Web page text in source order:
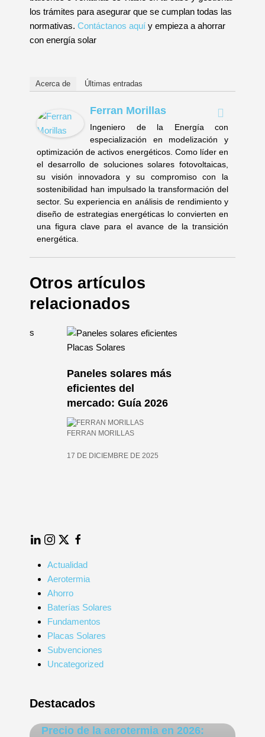
los trámites para asegurar que se cumplan todas las
normativas. Contáctanos aquí y empieza a ahorrar
con energía solar
Acerca de Últimas entradas
Ferran Morillas
Ingeniero de la Energía con
especialización en modelización y
optimización de activos energéticos. Como líder en
el desarrollo de soluciones solares fotovoltaicas,
su visión innovadora y su compromiso con la
sostenibilidad han impulsado la transformación del
sector. Su experiencia en análisis de rendimiento y
diseño de estrategias energéticas lo convierten en
una figura clave para el avance de la transición
energética.
Otros artículos
relacionados
Placas Solares
Paneles solares más
eficientes del
mercado: Guía 2026
FERRAN MORILLAS
17 DE DICIEMBRE DE 2025
LinkedInInstagram
TwitterFacebook
Actualidad
Aerotermia
Ahorro
Baterías Solares
Fundamentos
Placas Solares
Subvenciones
Uncategorized
Destacados
Precio de la aerotermia en 2026: